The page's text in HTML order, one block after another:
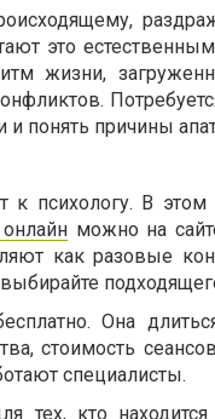
это
жизни,
понять причины
психологу. В
можно на
как разовые
Она
стоимость
специалисты.
тех, кто